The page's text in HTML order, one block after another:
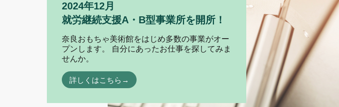
2024年12月
就労継続支援A・B型事業所を開所！
奈良おもちゃ美術館をはじめ多数の事業がオー
プンします。 自分にあったお仕事を探してみま
せんか。
詳しくはこちら→